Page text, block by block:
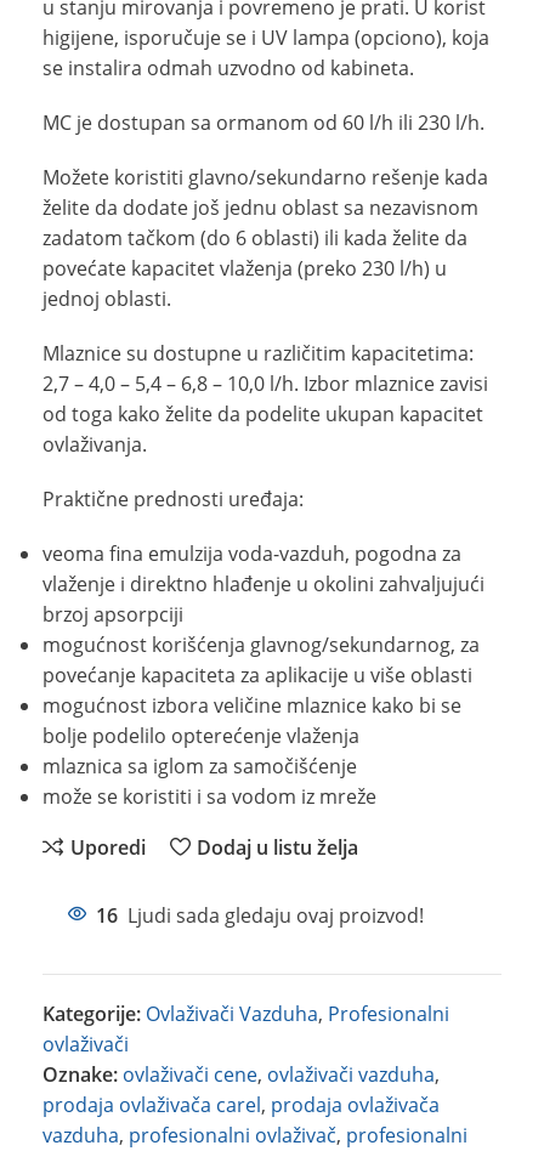
u stanju mirovanja i povremeno je prati. U korist
higijene, isporučuje se i UV lampa (opciono), koja
se instalira odmah uzvodno od kabineta.
MC je dostupan sa ormanom od 60 l/h ili 230 l/h.
Možete koristiti glavno/sekundarno rešenje kada
želite da dodate još jednu oblast sa nezavisnom
zadatom tačkom (do 6 oblasti) ili kada želite da
povećate kapacitet vlaženja (preko 230 l/h) u
jednoj oblasti.
Mlaznice su dostupne u različitim kapacitetima:
2,7 – 4,0 – 5,4 – 6,8 – 10,0 l/h. Izbor mlaznice zavisi
od toga kako želite da podelite ukupan kapacitet
ovlaživanja.
Praktične prednosti uređaja:
veoma fina emulzija voda-vazduh, pogodna za
vlaženje i direktno hlađenje u okolini zahvaljujući
brzoj apsorpciji
mogućnost korišćenja glavnog/sekundarnog, za
povećanje kapaciteta za aplikacije u više oblasti
mogućnost izbora veličine mlaznice kako bi se
bolje podelilo opterećenje vlaženja
mlaznica sa iglom za samočišćenje
može se koristiti i sa vodom iz mreže
Uporedi
Dodaj u listu želja
16 Ljudi sada gledaju ovaj proizvod!
Kategorije: Ovlaživači Vazduha, Profesionalni
ovlaživači
Oznake: ovlaživači cene, ovlaživači vazduha,
prodaja ovlaživača carel, prodaja ovlaživača
vazduha, profesionalni ovlaživač, profesionalni